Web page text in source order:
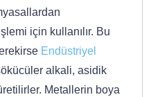
için kullanılır. Bu
Endüstriyel
alkali, asidik
Metallerin boya